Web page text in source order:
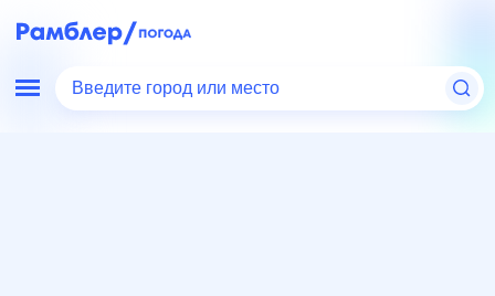
Введите город или место